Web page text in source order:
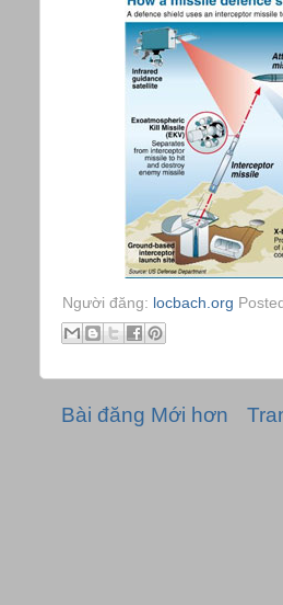
Người đăng: locbach.org Posted
Bài đăng Mới hơn